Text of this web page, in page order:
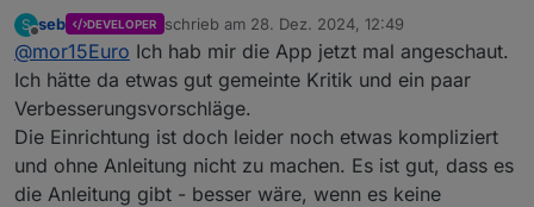
S
Offline
seb DEVELOPER schrieb am 28. Dez. 2024, 12:49
zuletzt editiert von
@mor15Euro Ich hab mir die App jetzt mal angeschaut.
Ich hätte da etwas gut gemeinte Kritik und ein paar
Verbesserungsvorschläge.
Die Einrichtung ist doch leider noch etwas kompliziert
und ohne Anleitung nicht zu machen. Es ist gut, dass es
die Anleitung gibt - besser wäre, wenn es keine